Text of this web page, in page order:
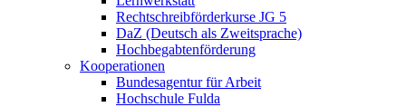
Rechtschreibförderkurse JG 5
DaZ (Deutsch als Zweitsprache)
Hochbegabtenförderung
Kooperationen
Bundesagentur für Arbeit
Hochschule Fulda